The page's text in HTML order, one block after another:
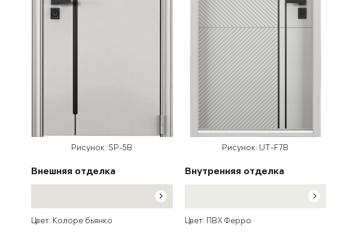
Рисунок: SP-5B
Внешняя отделка
Цвет: Колоре бьянко
Рисунок: UT-F7B
Внутренняя отделка
Цвет: ПВХ Ферро